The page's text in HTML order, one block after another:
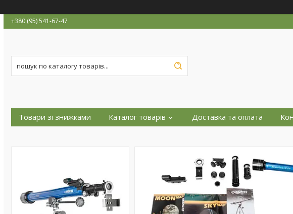
+380 (95) 541-67-47
Товари зі знижками Каталог товарів Доставка та оплата